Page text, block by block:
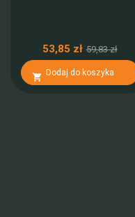
53,85 zł 59,83 zł
 Dodaj do koszyka